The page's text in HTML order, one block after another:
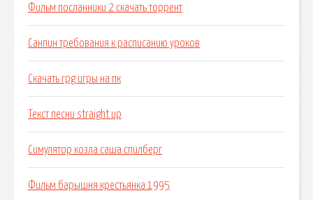
Фильм посланники 2 скачать торрент
Санпин требования к расписанию уроков
Скачать rpg игры на пк
Текст песни straight up
Симулятор козла саша спилберг
Фильм барышня крестьянка 1995